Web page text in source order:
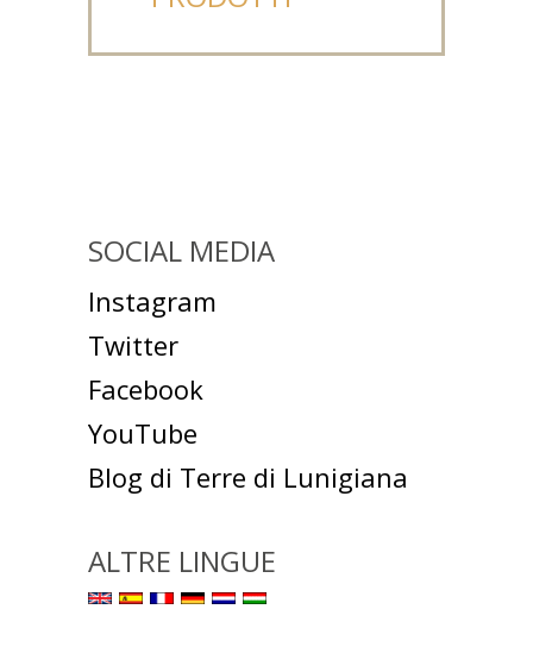
SOCIAL MEDIA
Instagram
Twitter
Facebook
YouTube
Blog di Terre di Lunigiana
ALTRE LINGUE